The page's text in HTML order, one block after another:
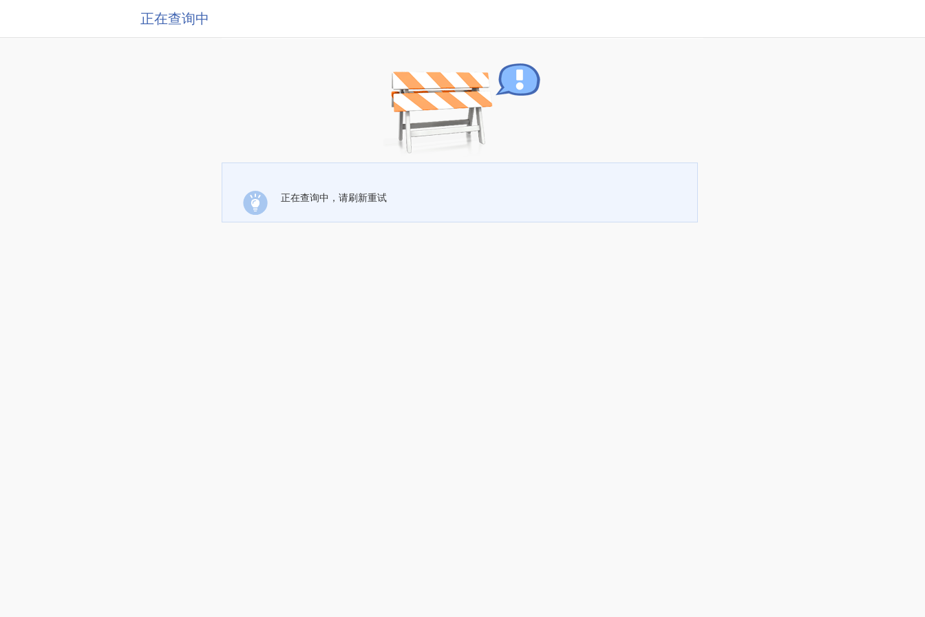
正在查询中
正在查询中，请刷新重试